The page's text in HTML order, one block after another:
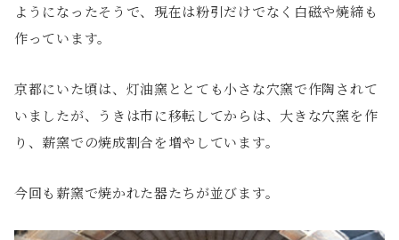
ようになったそうで、現在は粉引だけでなく白磁や焼締も
作っています。
京都にいた頃は、灯油窯ととても小さな穴窯で作陶されて
いましたが、うきは市に移転してからは、大きな穴窯を作
り、薪窯での焼成割合を増やしています。
今回も薪窯で焼かれた器たちが並びます。